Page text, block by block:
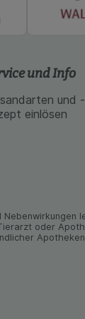
und Info
und
einlösen
oder